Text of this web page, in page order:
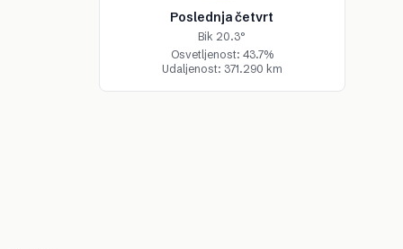
Poslednja četvrt
Bik 20.3°
Osvetljenost: 43.7%
Udaljenost: 371.290 km